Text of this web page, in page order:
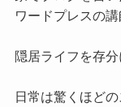
ワードプレスの講
隠居ライフを存分
日常は驚くほど